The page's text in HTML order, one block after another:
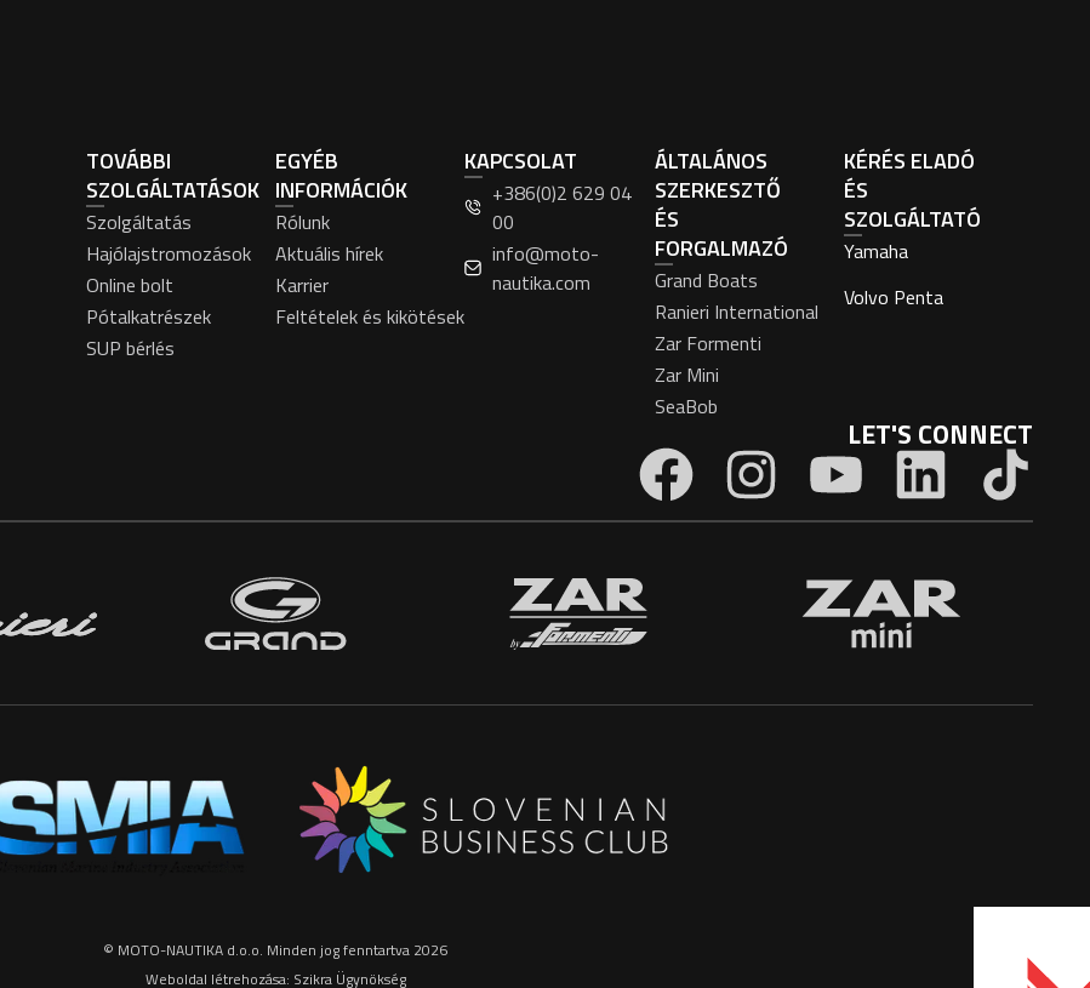
TOVÁBBI
SZOLGÁLTATÁSOK
Szolgáltatás
Hajólajstromozások
Online bolt
Pótalkatrészek
SUP bérlés
EGYÉB
INFORMÁCIÓK
Rólunk
Aktuális hírek
Karrier
Feltételek és kikötések
KAPCSOLAT
+386(0)2 629 04
00
info@moto-
nautika.com
ÁLTALÁNOS
SZERKESZTŐ
ÉS
FORGALMAZÓ
Grand Boats
Ranieri International
Zar Formenti
Zar Mini
SeaBob
KÉRÉS ELADÓ
ÉS
SZOLGÁLTATÓ
Yamaha
Volvo Penta
LET'S CONNECT
© MOTO-NAUTIKA d.o.o. Minden jog fenntartva 2026
Weboldal létrehozása: Szikra Ügynökség